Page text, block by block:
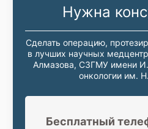
Нужна
Сделать операцию,
в лучших научных
Алмазова, СЗГМУ имени
онкологии им.
Бесплатный